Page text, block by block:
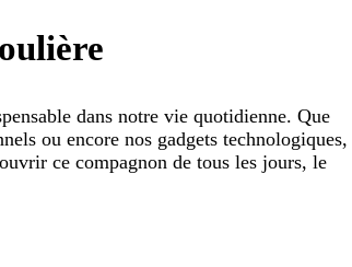
dans notre vie quotidienne. Que
ou encore nos gadgets technologiques,
ce compagnon de tous les jours, le